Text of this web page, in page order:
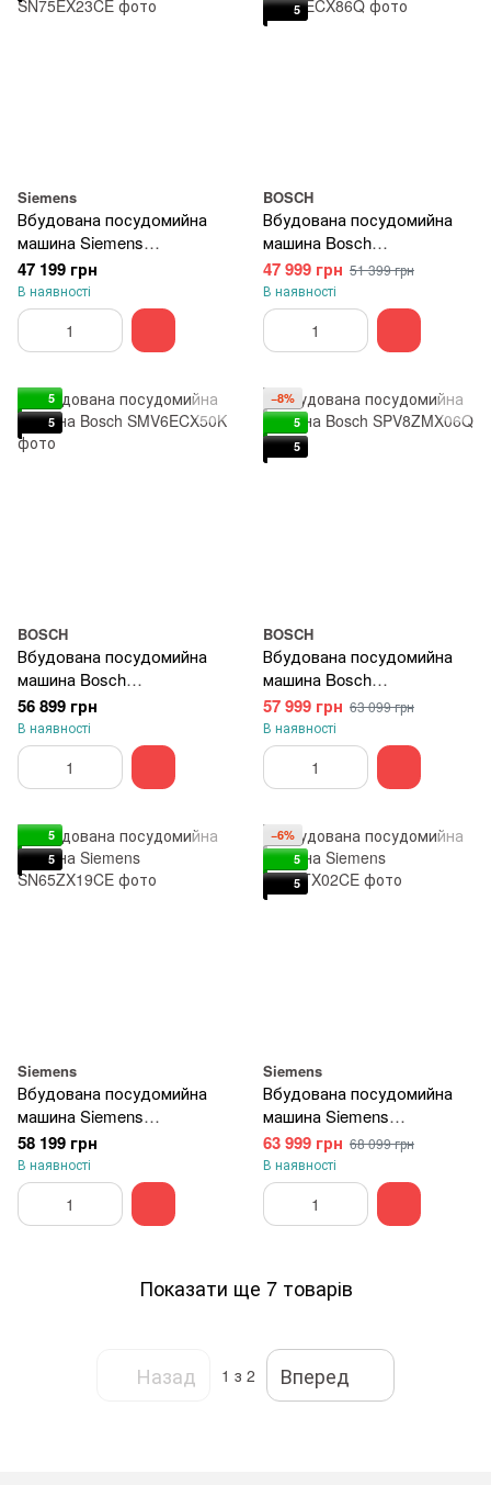
Siemens
Вбудована посудомийна
машина Siemens
SN75EX23CE
47 199 грн
В наявності
5
BOSCH
Вбудована посудомийна
машина Bosch
SMV6ECX86Q
47 999 грн 51 399 грн
В наявності
5
5
BOSCH
Вбудована посудомийна
машина Bosch
SMV6ECX50K
56 899 грн
В наявності
−8%
5
5
BOSCH
Вбудована посудомийна
машина Bosch
SPV8ZMX06Q
57 999 грн 63 099 грн
В наявності
5
5
Siemens
Вбудована посудомийна
машина Siemens
SN65ZX19CE
58 199 грн
В наявності
−6%
5
5
Siemens
Вбудована посудомийна
машина Siemens
SN87TX02CE
63 999 грн 68 099 грн
В наявності
Показати ще 7 товарів
Назад 1 з 2 Вперед